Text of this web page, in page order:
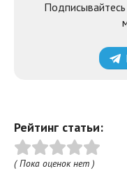
Рейтинг статьи:
( Пока оценок нет )